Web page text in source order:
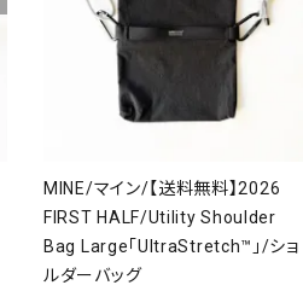
MINE/マイン/【送料無料】2026
FIRST HALF/Utility Shoulder
Bag Large「UltraStretch™」/ショ
ルダーバッグ